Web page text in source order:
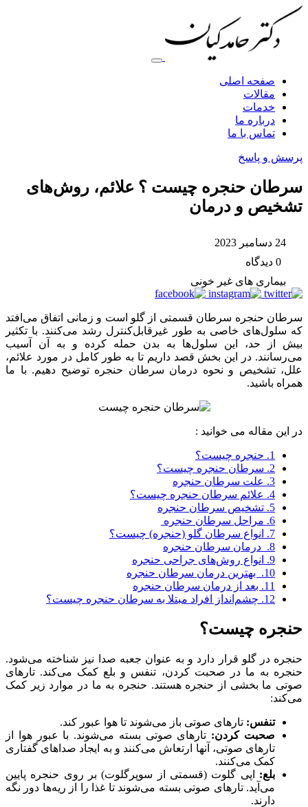
صفحه اصلی
مقالات
خدمات
درباره ما
تماس با ما
پرسش و پاسخ
سرطان حنجره چیست ؟ علائم، روش‌های
تشخیص و درمان
24 دسامبر 2023
0 دیدگاه
بیماری های غیر خونی
سرطان حنجره سرطان قسمتی از گلو است و زمانی اتفاق می‌افتد
که سلول‌های خاصی به طور غیرقابل‌کنترل رشد می‌کنند. با تکثیر
بیش از حد، این سلول‌ها به بدن حمله کرده و به آن آسیب
می‌رسانند. در این بخش قصد داریم تا به طور کامل در مورد علائم،
علل، تشخیص و نحوه درمان سرطان حنجره توضیح دهیم. با ما
همراه باشید.
در این مقاله می خوانید :
1. حنجره چیست؟
2. سرطان حنجره چیست؟
3. علت سرطان حنجره
4. علائم سرطان حنجره چیست؟
5. تشخیص سرطان حنجره
6. مراحل سرطان حنجره
7.
انواع سرطان گلو (حنجره) چیست؟
8.
درمان سرطان حنجره
9.
انواع روش‌های جراحی حنجره
10.
بهترین درمان سرطان حنجره
11. بعد از درمان سرطان حنجره
12. چشم‌انداز افراد مبتلا به سرطان حنجره چیست؟
حنجره چیست؟
حنجره در گلو قرار دارد و به عنوان جعبه صدا نیز شناخته می‌شود.
حنجره به ما در صحبت کردن، تنفس و بلع کمک می‌کند. تارهای
صوتی ما بخشی از حنجره هستند. حنجره به ما در موارد زیر کمک
می‌کند:
تنفس: تارهای صوتی باز می‌شوند تا هوا عبور کند.
صحبت کردن: تارهای صوتی بسته می‌شوند. با عبور هوا از
تارهای صوتی، آنها ارتعاش می‌کنند و به ایجاد صداهای گفتاری
کمک می‌کنند.
بلع: اپی گلوت (قسمتی از سوپرگلوت) بر روی حنجره پایین
می‌آید. تارهای صوتی بسته می‌شوند تا غذا را از ریه‌ها دور نگه
دارند.